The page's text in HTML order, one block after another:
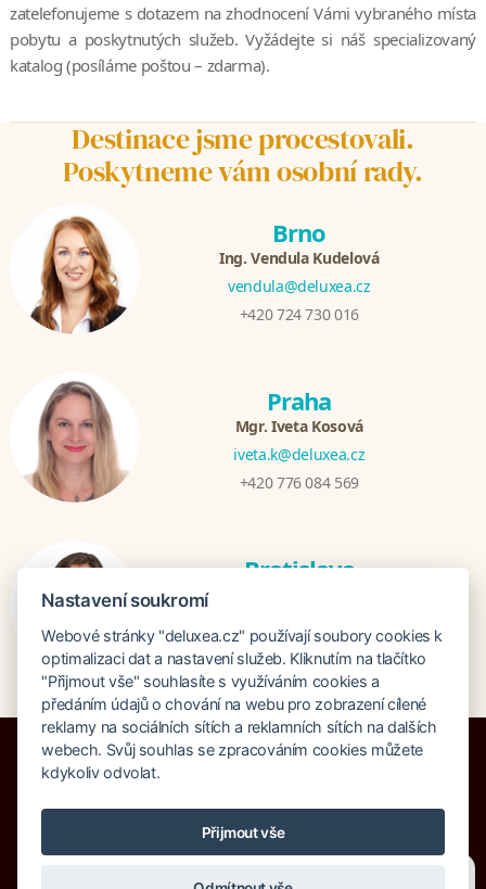
zatelefonujeme s dotazem na zhodnocení Vámi vybraného místa
pobytu a poskytnutých služeb. Vyžádejte si náš specializovaný
katalog (posíláme poštou – zdarma).
Destinace jsme procestovali.
Poskytneme vám osobní rady.
Brno
Ing. Vendula Kudelová
vendula@deluxea.cz
+420 724 730 016
Praha
Mgr. Iveta Kosová
iveta.k@deluxea.cz
+420 776 084 569
Bratislava
+421 948 759 074
Pojištění proti úpadku 125 000 000 Kč
Nastavení soukromí
Webové stránky "deluxea.cz" používají soubory cookies k
optimalizaci dat a nastavení služeb. Kliknutím na tlačítko
"Přijmout vše" souhlasíte s využíváním cookies a
předáním údajů o chování na webu pro zobrazení cílené
reklamy na sociálních sítích a reklamních sítích na dalších
webech. Svůj souhlas se zpracováním cookies můžete
kdykoliv odvolat.
Přijmout vše